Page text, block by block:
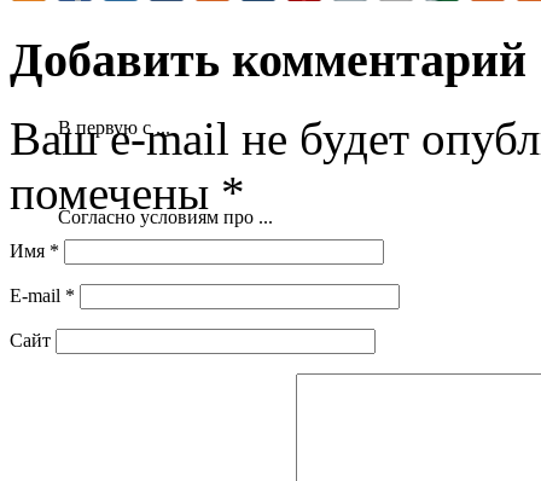
В первую с ...
Согласно условиям про ...
Добавить комментарий
Ваш e-mail не будет
помечены *
Имя *
E-mail *
Сайт